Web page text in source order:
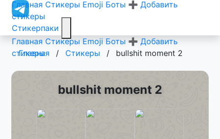
Стикерпаки
Главная Стикеры Emoji Боты ➕ Добавить
стикеры
Главная Стикеры Emoji Боты ➕ Добавить
стикеры
Главная / Стикеры / bullshit moment 2
bullshit moment 2